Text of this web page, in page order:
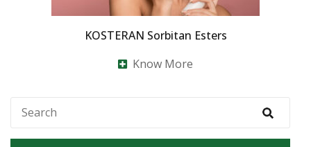
KOSTERAN Sorbitan Esters
Know More